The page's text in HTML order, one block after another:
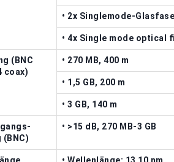
• 2x Singlemode-
• 4x Single mode optical
(BNC
coax)
• 270 MB, 400 m
• 1,5 GB, 200 m
• 3 GB, 140 m
(BNC)
• >15 dB, 270 MB-3 GB